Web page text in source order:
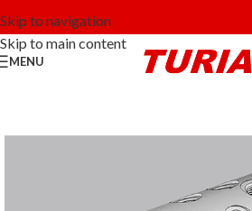
Skip to navigation
Skip to main content
MENU